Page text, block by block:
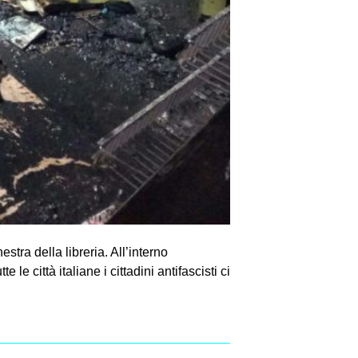
della libreria. All’interno
le città italiane i cittadini antifascisti ci